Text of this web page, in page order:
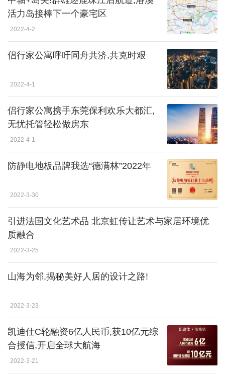
活力岛接棒下一个豪宅区
2022-4-2
侣行家公寓呼吁同舟共济,共克时艰
2022-4-1
侣行家公寓携手东莞保利欢乐大都汇,
无忧托管轻松做房东
2022-4-1
防静电地板品牌我选“德满林”2022年
2022-3-30
引进法国文化艺术品 北京虹传让艺术与家居环境优
质融合
2022-3-25
山海为邻,揭秘美好人居的设计之路!
2022-3-23
凯迪仕C轮融资6亿人民币,获10亿元综
合授信,开启全球大航海
2022-3-21